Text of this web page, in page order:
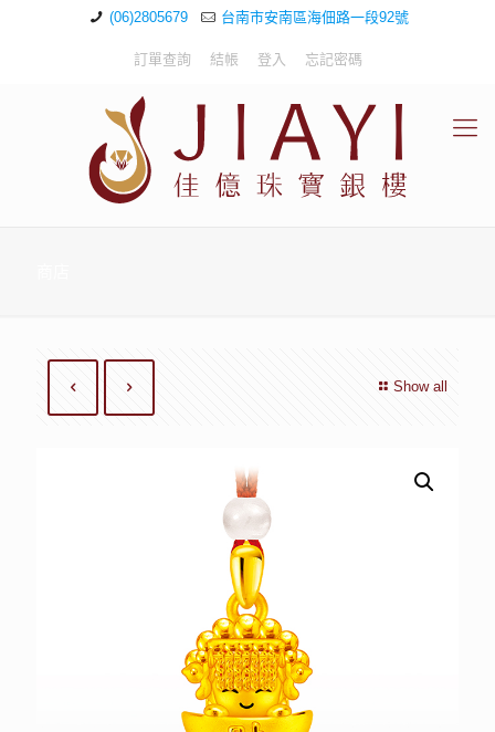
(06)2805679 台南市安南區海佃路一段92號
訂單查詢 結帳 登入 忘記密碼
Show all